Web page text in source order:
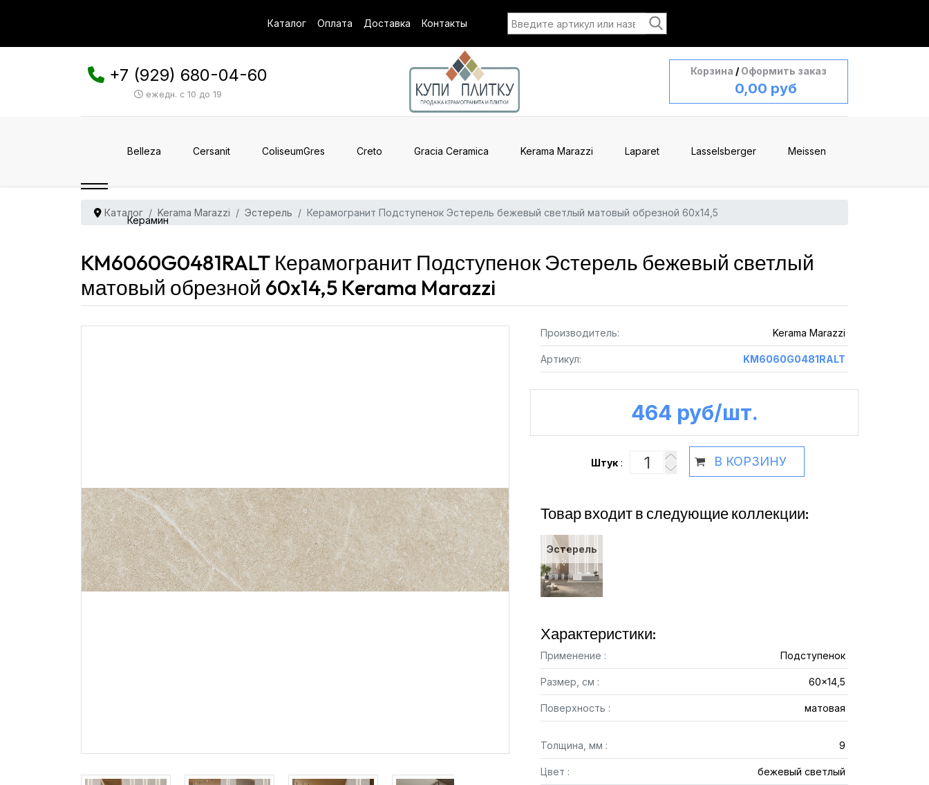
Каталог Оплата Доставка Контакты
+7 (929) 680-04-60
ежедн. с 10 до 19
Корзина / Оформить заказ
0,00 руб
Belleza Cersanit ColiseumGres Creto Gracia Ceramica Kerama Marazzi Laparet Lasselsberger Meissen
Керамин
Каталог Kerama Marazzi Эстерель Керамогранит Подступенок Эстерель бежевый светлый матовый обрезной 60x14,5
KM6060G0481RALT Керамогранит Подступенок Эстерель бежевый светлый
матовый обрезной 60x14,5 Kerama Marazzi
Производитель: Kerama Marazzi
Артикул: KM6060G0481RALT
464 руб /шт.
Штук : В КОРЗИНУ
Товар входит в следующие коллекции:
Эстерель
Характеристики:
Применение : Подступенок
Размер, см : 60x14,5
Поверхность : матовая
Толщина, мм : 9
Цвет : бежевый светлый